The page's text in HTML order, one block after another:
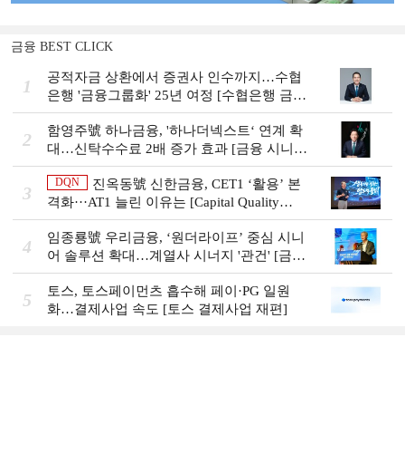
금융 BEST CLICK
1
공적자금 상환에서 증권사 인수까지…수협
은행 '금융그룹화' 25년 여정 [수협은행 금융
그룹의 꿈①]
2
함영주號 하나금융, '하나더넥스트‘ 연계 확
대…신탁수수료 2배 증가 효과 [금융 시니어
비즈니스 돋보기]
3
DQN
진옥동號 신한금융, CET1 ‘활용’ 본
격화···AT1 늘린 이유는 [Capital Quality
Review]
4
임종룡號 우리금융, ‘원더라이프’ 중심 시니
어 솔루션 확대…계열사 시너지 '관건' [금융
시니어 비즈니스 돋보기]
5
토스, 토스페이먼츠 흡수해 페이·PG 일원
화…결제사업 속도 [토스 결제사업 재편]